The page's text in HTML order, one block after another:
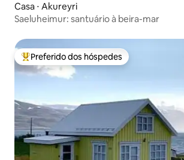
Casa ⋅ Akureyri
Saeluheimur: santuário à beira-mar
Entre os melhores preferidos dos hóspedes
Preferido dos hóspedes